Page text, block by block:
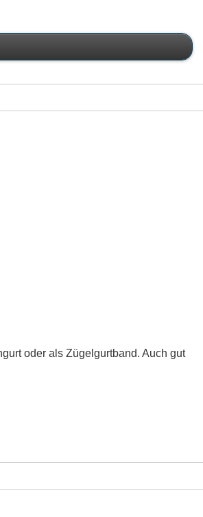
oder als Zügelgurtband. Auch gut